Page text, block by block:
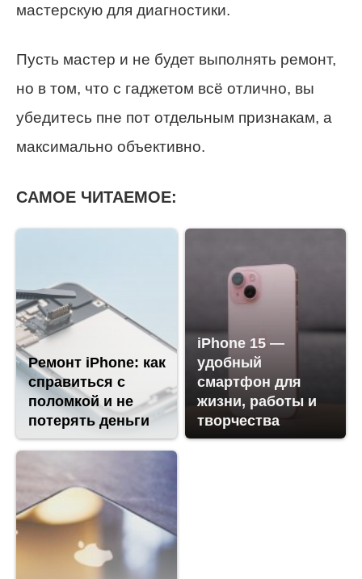
мастерскую для диагностики.
Пусть мастер и не будет выполнять ремонт,
но в том, что с гаджетом всё отлично, вы
убедитесь пне пот отдельным признакам, а
максимально объективно.
САМОЕ ЧИТАЕМОЕ:
Ремонт iPhone: как
справиться с
поломкой и не
потерять деньги
iPhone 15 —
удобный
смартфон для
жизни, работы и
творчества